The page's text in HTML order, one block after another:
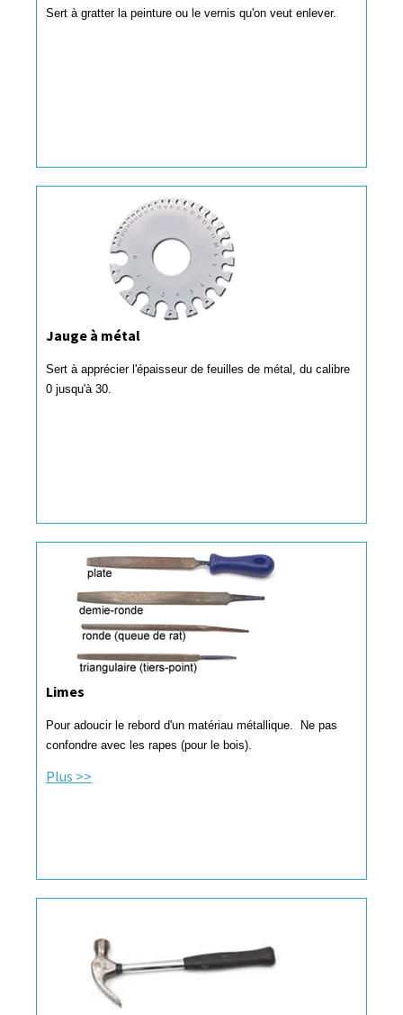
Sert à gratter la peinture ou le vernis qu'on veut enlever.
Jauge à métal
Sert à apprécier l'épaisseur de feuilles de métal, du calibre
0 jusqu'à 30.
Limes
Pour adoucir le rebord d'un matériau métallique.
Ne pas
confondre avec les rapes (pour le bois).
Plus >>